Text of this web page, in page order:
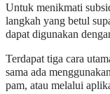
Untuk menikmati
langkah yang betul
dapat digunakan
Terdapat tiga cara
sama ada
pam, atau melalui